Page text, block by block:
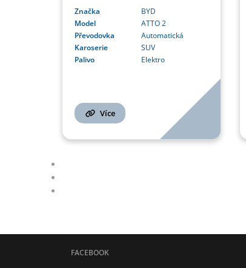
Značka
BYD
Model
ATTO 2
Převodovka
Automatická
Karoserie
SUV
Palivo
Elektro
Více
FACEBOOK